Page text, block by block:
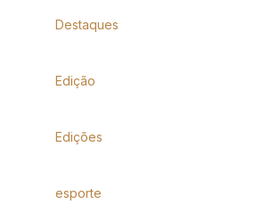
Destaques
Edição
Edições
esporte